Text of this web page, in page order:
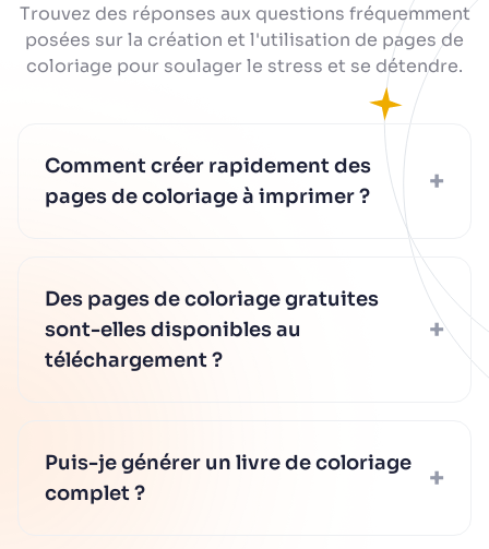
Trouvez des réponses aux questions fréquemment
posées sur la création et l'utilisation de pages de
coloriage pour soulager le stress et se détendre.
Comment créer rapidement des
pages de coloriage à imprimer ?
+
téléchargez une photo, et notre IA générera
des dessins à imprimer en quelques
secondes. Aucune expérience en
conception n'est requise. Téléchargez vos
Des pages de coloriage gratuites
sont-elles disponibles au
téléchargement ?
+
thèmes et styles. Parcourez notre
bibliothèque, téléchargez gratuitement des
Puis-je générer un livre de coloriage
complet ?
+